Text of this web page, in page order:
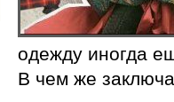
одежду иногда
В чем же